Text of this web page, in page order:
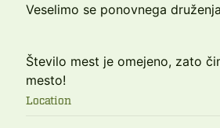
Veselimo se ponovnega
Število mest je omejeno, zato
mesto!
Location